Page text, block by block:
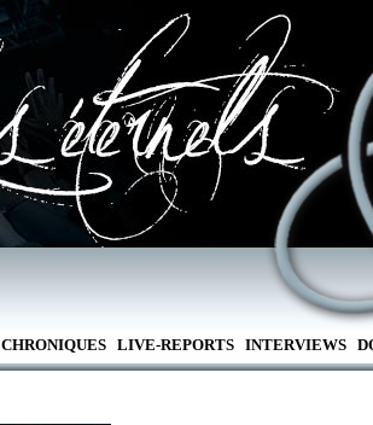
CHRONIQUES LIVE-REPORTS INTERVIEWS